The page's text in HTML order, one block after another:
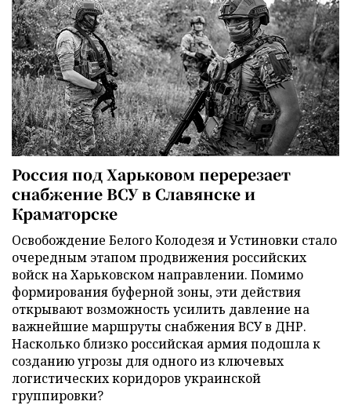
Россия под Харьковом перерезает
снабжение ВСУ в Славянске и
Краматорске
Освобождение Белого Колодезя и Устиновки стало
очередным этапом продвижения российских
войск на Харьковском направлении. Помимо
формирования буферной зоны, эти действия
открывают возможность усилить давление на
важнейшие маршруты снабжения ВСУ в ДНР.
Насколько близко российская армия подошла к
созданию угрозы для одного из ключевых
логистических коридоров украинской
группировки?